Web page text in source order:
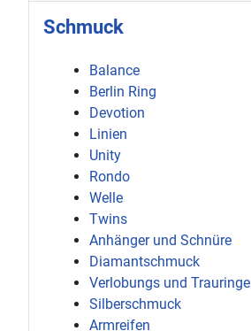
Schmuck
Balance
Berlin Ring
Devotion
Linien
Unity
Rondo
Welle
Twins
Anhänger und Schnüre
Diamantschmuck
Verlobungs und Trauringe
Silberschmuck
Armreifen